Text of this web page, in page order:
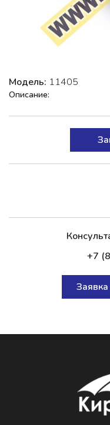
Модель: 11405
Описание:
+7